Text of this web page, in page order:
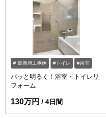
最新施工事例 トイレ 浴室
パッと明るく！浴室・トイレリ
フォーム
130万円 4日間